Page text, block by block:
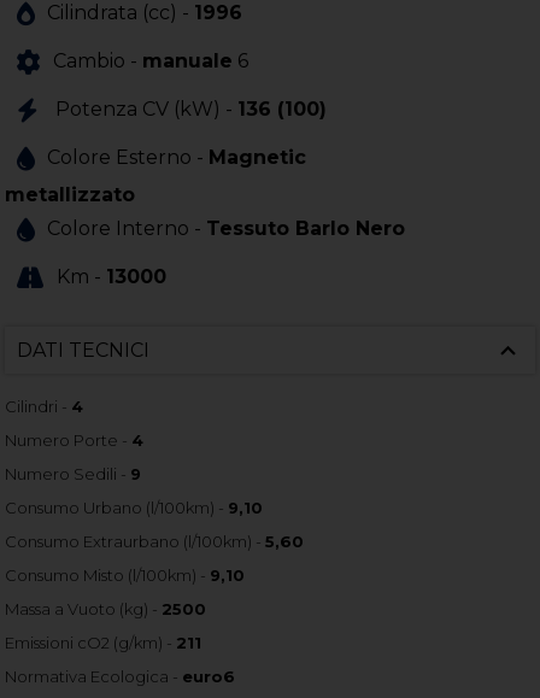
Cilindrata (cc) - 1996
Cambio - manuale 6
Potenza CV (kW) - 136 (100)
Colore Esterno - Magnetic
metallizzato
Colore Interno - Tessuto Barlo Nero
Km - 13000
DATI TECNICI
Cilindri - 4
Numero Porte - 4
Numero Sedili - 9
Consumo Urbano (l/100km) - 9,10
Consumo Extraurbano (l/100km) -5,60
Consumo Misto (l/100km) - 9,10
Massa a Vuoto (kg) - 2500
Emissioni cO2 (g/km) - 211
Normativa Ecologica - euro6